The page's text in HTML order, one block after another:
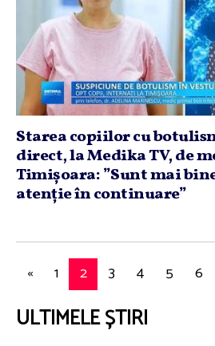
Starea copiilor cu
direct, la Medika TV, de
Timişoara: ”Sunt mai
atenţie în continuare”
« 1 2 3 4 5 6
ULTIMELE ȘTIRI